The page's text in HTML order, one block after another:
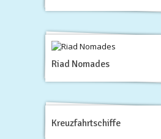
Riad Nomades
Kreuzfahrtschiffe